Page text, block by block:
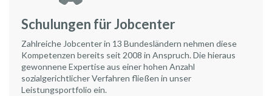
Schulungen für Jobcenter
Zahlreiche Jobcenter in 13 Bundesländern nehmen diese
Kompetenzen bereits seit 2008 in Anspruch. Die hieraus
gewonnene Expertise aus einer hohen Anzahl
sozialgerichtlicher Verfahren fließen in unser
Leistungsportfolio ein.